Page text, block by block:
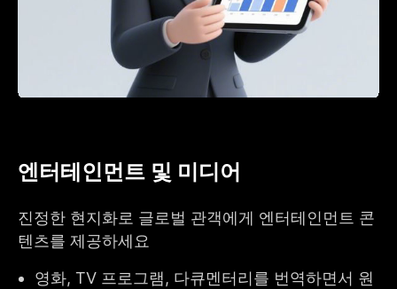
엔터테인먼트 및 미디어
진정한 현지화로 글로벌 관객에게 엔터테인먼트 콘
텐츠를 제공하세요
영화, TV 프로그램, 다큐멘터리를 번역하면서 원